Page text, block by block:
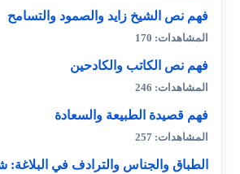
فهم نص الشيخ زايد والصمود والتسامح
المشاهدات: 170
فهم نص الكاتب والكادحين
المشاهدات: 246
فهم قصيدة الطبيعة والسعادة
المشاهدات: 257
الطباق والجناس والترادف في